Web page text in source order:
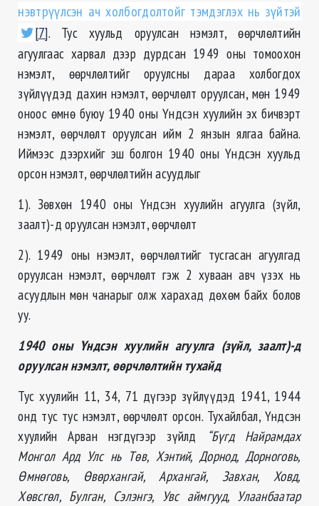
нэвтрүүлсэн ач холбогдолтойг тэмдэглэх нь зүйтэй
[7]. Тус хуульд оруулсан нэмэлт, өөрчлөлтийн
агуулгаас харвал дээр дурдсан 1949 оны томоохон
нэмэлт, өөрчлөлтийг оруулсны дараа холбогдох
зүйлүүдэд дахин нэмэлт, өөрчлөлт оруулсан, мөн 1949
оноос өмнө буюу 1940 оны Үндсэн хуулийн эх бичвэрт
нэмэлт, өөрчлөлт оруулсан ийм 2 янзын ялгаа байна.
Иймээс дээрхийг эш болгон 1940 оны Үндсэн хуульд
орсон нэмэлт, өөрчлөлтийн асуудлыг
1). Зөвхөн 1940 оны Үндсэн хуулийн агуулга (зүйл,
заалт)-д оруулсан нэмэлт, өөрчлөлт
2). 1949 оны нэмэлт, өөрчлөлтийг тусгасан агуулгад
оруулсан нэмэлт, өөрчлөлт гэж 2 хуваан авч үзэх нь
асуудлын мөн чанарыг олж харахад дөхөм байх болов
уу.
1940 оны Үндсэн хуулийн агуулга (зүйл, заалт)-д
оруулсан нэмэлт, өөрчлөлтийн тухайд
Тус хуулийн 11, 34, 71 дүгээр зүйлүүдэд 1941, 1944
онд тус тус нэмэлт, өөрчлөлт орсон. Тухайлбал, Үндсэн
хуулийн Арван нэгдүгээр зүйлд
“Бүгд Найрамдах
Монгол Ард Улс нь Төв, Хэнтий, Дорнод, Дорноговь,
Өмнөговь, Өвөрхангай, Архангай, Завхан, Ховд,
Хөвсгөл, Булган, Сэлэнгэ, Увс аймгууд, Улаанбаатар